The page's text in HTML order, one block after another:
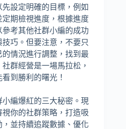
設定明確的目標，例如
期檢視進度，根據進度
考其他社群小編的成功
巧。但要注意，不要只
情況進行調整，找到最
群經營是一場馬拉松，
到勝利的曙光！
編爆紅的三大秘密。現
你的社群策略，打造吸
並持續追蹤數據、優化